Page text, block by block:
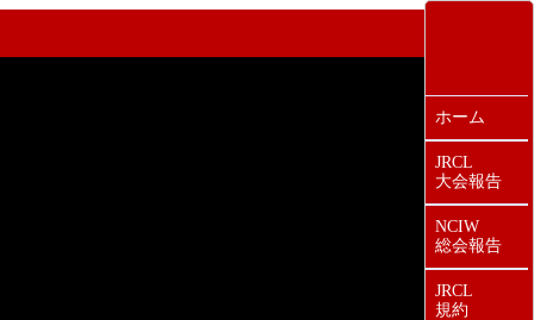
ホーム
JRCL
大会報告
NCIW
総会報告
JRCL
規約